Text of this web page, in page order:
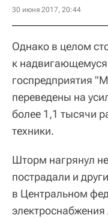
30 июня 2017, 20:44
Однако в целом
к
госпредприятия
переведены на
более 1,1 тысячи
техники.
Шторм нагрянул
пострадали и
в Центральном